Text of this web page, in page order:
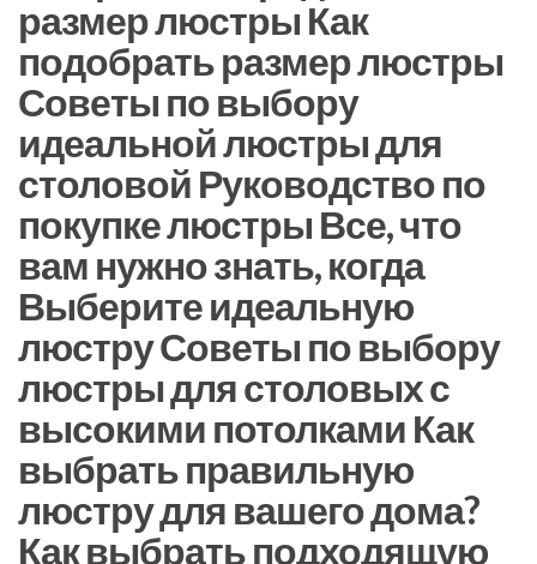
размер люстры Как
подобрать размер люстры
Советы по выбору
идеальной люстры для
столовой Руководство по
покупке люстры Все, что
вам нужно знать, когда
Выберите идеальную
люстру Советы по выбору
люстры для столовых с
высокими потолками Как
выбрать правильную
люстру для вашего дома?
Как выбрать подходящую